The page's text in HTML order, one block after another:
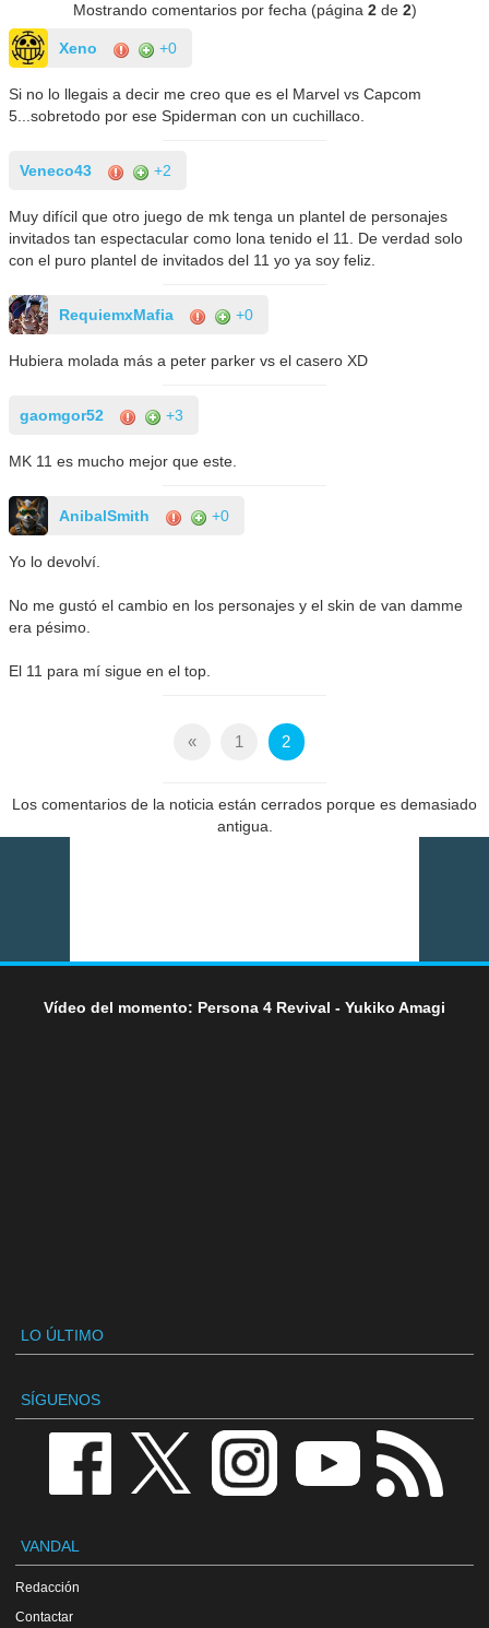
Mostrando comentarios por fecha (página 2de 2)
Xeno +0
Si no lo llegais a decir me creo que es el Marvel vs Capcom
5...sobretodo por ese Spiderman con un cuchillaco.
Veneco43 +2
Muy difícil que otro juego de mk tenga un plantel de personajes
invitados tan espectacular como lona tenido el 11. De verdad solo
con el puro plantel de invitados del 11 yo ya soy feliz.
RequiemxMafia +0
Hubiera molada más a peter parker vs el casero XD
gaomgor52 +3
MK 11 es mucho mejor que este.
AnibalSmith +0
Yo lo devolví.
No me gustó el cambio en los personajes y el skin de van damme
era pésimo.
El 11 para mí sigue en el top.
« 1 2
Los comentarios de la noticia están cerrados porque es demasiado
antigua.
Vídeo del momento: Persona 4 Revival - Yukiko Amagi
LO ÚLTIMO
SÍGUENOS
VANDAL
Redacción
Contactar